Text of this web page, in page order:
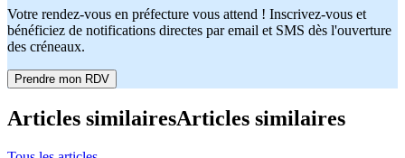
Votre rendez-vous en préfecture vous attend ! Inscrivez-vous et
bénéficiez de notifications directes par email et SMS dès l'ouverture
des créneaux.
Prendre mon RDV
Articles similairesArticles similaires